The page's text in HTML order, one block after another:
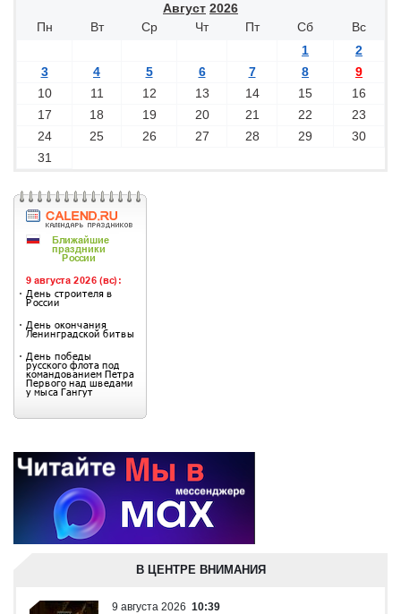
Август 2026
Пн
Вт Ср Чт Пт Сб
Вс
1
2
3
4 5 6 7 8
9
10
11 12 13 14 15
16
17
18 19 20 21 22
23
24
25 26 27 28 29
30
31
В ЦЕНТРЕ ВНИМАНИЯ
9 августа 2026 10:39